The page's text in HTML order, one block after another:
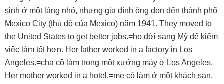
sinh ở một làng nhỏ, nhưng gia đình ông dọn đến thành phố
Mexico City (thủ đô của Mexico) năm 1941. They moved to
the United States to get better jobs.=họ dời sang Mỹ để kiếm
việc làm tốt hơn. Her father worked in a factory in Los
Angeles.=cha cô làm trong một xưởng máy ở Los Angeles.
Her mother worked in a hotel.=mẹ cô làm ở một khách sạn.